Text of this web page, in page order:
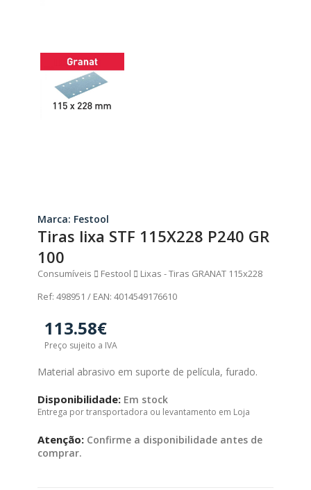
Marca: Festool
Tiras lixa STF 115X228 P240 GR
100
Consumíveis Festool
Lixas - Tiras GRANAT 115x228
Ref: 498951 / EAN: 4014549176610
113.58€
Preço sujeito a IVA
Material abrasivo em suporte de película, furado.
Disponibilidade: Em stock
Entrega por transportadora ou levantamento em Loja
Atenção: Confirme a disponibilidade antes de
comprar.